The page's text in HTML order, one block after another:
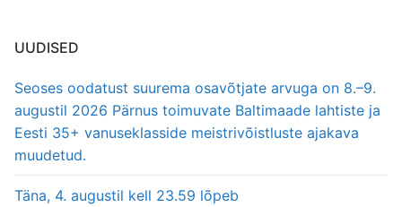
UUDISED
Seoses oodatust suurema osavõtjate arvuga on 8.–9.
augustil 2026 Pärnus toimuvate Baltimaade lahtiste ja
Eesti 35+ vanuseklasside meistrivõistluste ajakava
muudetud.
Täna, 4. augustil kell 23.59 lõpeb